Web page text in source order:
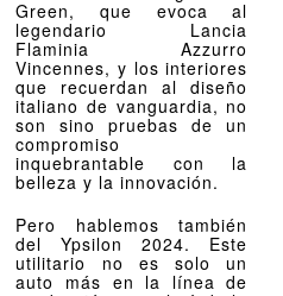
Green, que evoca al
legendario Lancia
Flaminia Azzurro
Vincennes, y los interiores
que recuerdan al diseño
italiano de vanguardia, no
son sino pruebas de un
compromiso
inquebrantable con la
belleza y la innovación.
Pero hablemos también
del Ypsilon 2024. Este
utilitario no es solo un
auto más en la línea de